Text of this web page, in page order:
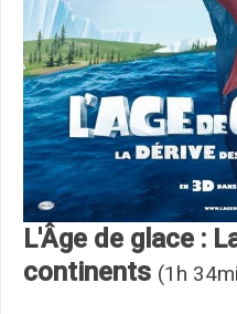
L'Âge de glace :
continents (1h